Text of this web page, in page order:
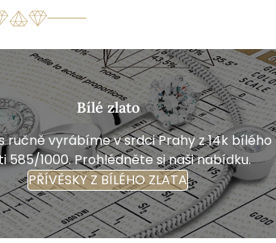
Bílé zlato
ručně vyrábíme v srdci Prahy z 14k bílého
585/1000. Prohlédněte si naši nabídku.
PŘÍVĚSKY Z BÍLÉHO ZLATA